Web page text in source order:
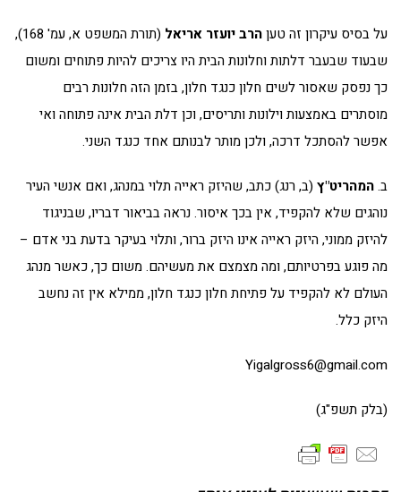
על בסיס עיקרון זה טעןהרב יועזר אריאל
(תורת המשפט א, עמ' 168),
שבעוד שבעבר דלתות וחלונות הבית היו צריכים להיות פתוחים ומשום
כך נפסק שאסור לשים חלון כנגד חלון, בזמן הזה חלונות רבים
מוסתרים באמצעות וילונות ותריסים, וכן דלת הבית אינה פתוחה ואי
אפשר להסתכל דרכה, ולכן מותר לבנותם אחד כנגד השני.
ב.המהריט"ץ (ב, רנג) כתב, שהיזק ראייה תלוי במנהג, ואם אנשי העיר
נוהגים שלא להקפיד, אין בכך איסור. נראה בביאור דבריו, שבניגוד
להיזק ממוני, היזק ראייה אינו היזק ברור, ותלוי בעיקר בדעת בני אדם –
מה פוגע בפרטיותם, ומה מצמצם את מעשיהם. משום כך, כאשר מנהג
העולם לא להקפיד על פתיחת חלון כנגד חלון, ממילא אין זה נחשב
היזק כלל.
Yigalgross6@gmail.com
(בלק תשפ"ג)